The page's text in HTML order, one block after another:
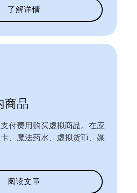
了解详情
商品
付费用购买虚拟商品。在应
、魔法药水、虚拟货币、媒
阅读文章